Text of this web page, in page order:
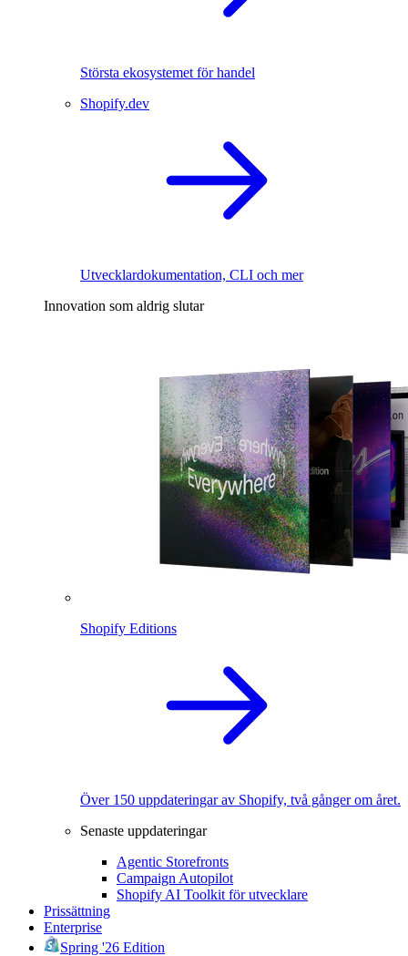
Största ekosystemet för handel
Shopify.dev
Utvecklardokumentation, CLI och mer
Innovation som aldrig slutar
Shopify Editions
Över 150 uppdateringar av Shopify, två gånger om året.
Senaste uppdateringar
Agentic Storefronts
Campaign Autopilot
Shopify AI Toolkit för utvecklare
Prissättning
Enterprise
Spring '26 Edition